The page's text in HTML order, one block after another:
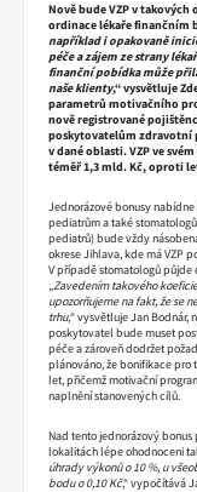
Nově bude VZP v
ordinace lékaře finančním
například i opakovaně
péče a zájem ze strany
finanční pobídka může
naše klienty,“ vysvětluje
parametrů motivačního
nově registrované
poskytovatelům zdravotní
v dané oblasti. VZP ve
téměř 1,3 mld. Kč, oproti
Jednorázové bonusy
pediatrům a také
pediatrů) bude vždy
okrese Jihlava, kde má VZP
V případě stomatologů půjde
„Zavedením takového
upozorňujeme na fakt, že se
trhu,“ vysvětluje Jan Bodnár,
poskytovatel bude muset
péče a zároveň dodržet
plánováno, že bonifikace
let, přičemž motivační
naplnění stanovených cílů.
Nad tento jednorázový
lokalitách lépe ohodnoceni
úhrady výkonů o 10 %, u
bodu o 0,10 Kč,“ vypočítává